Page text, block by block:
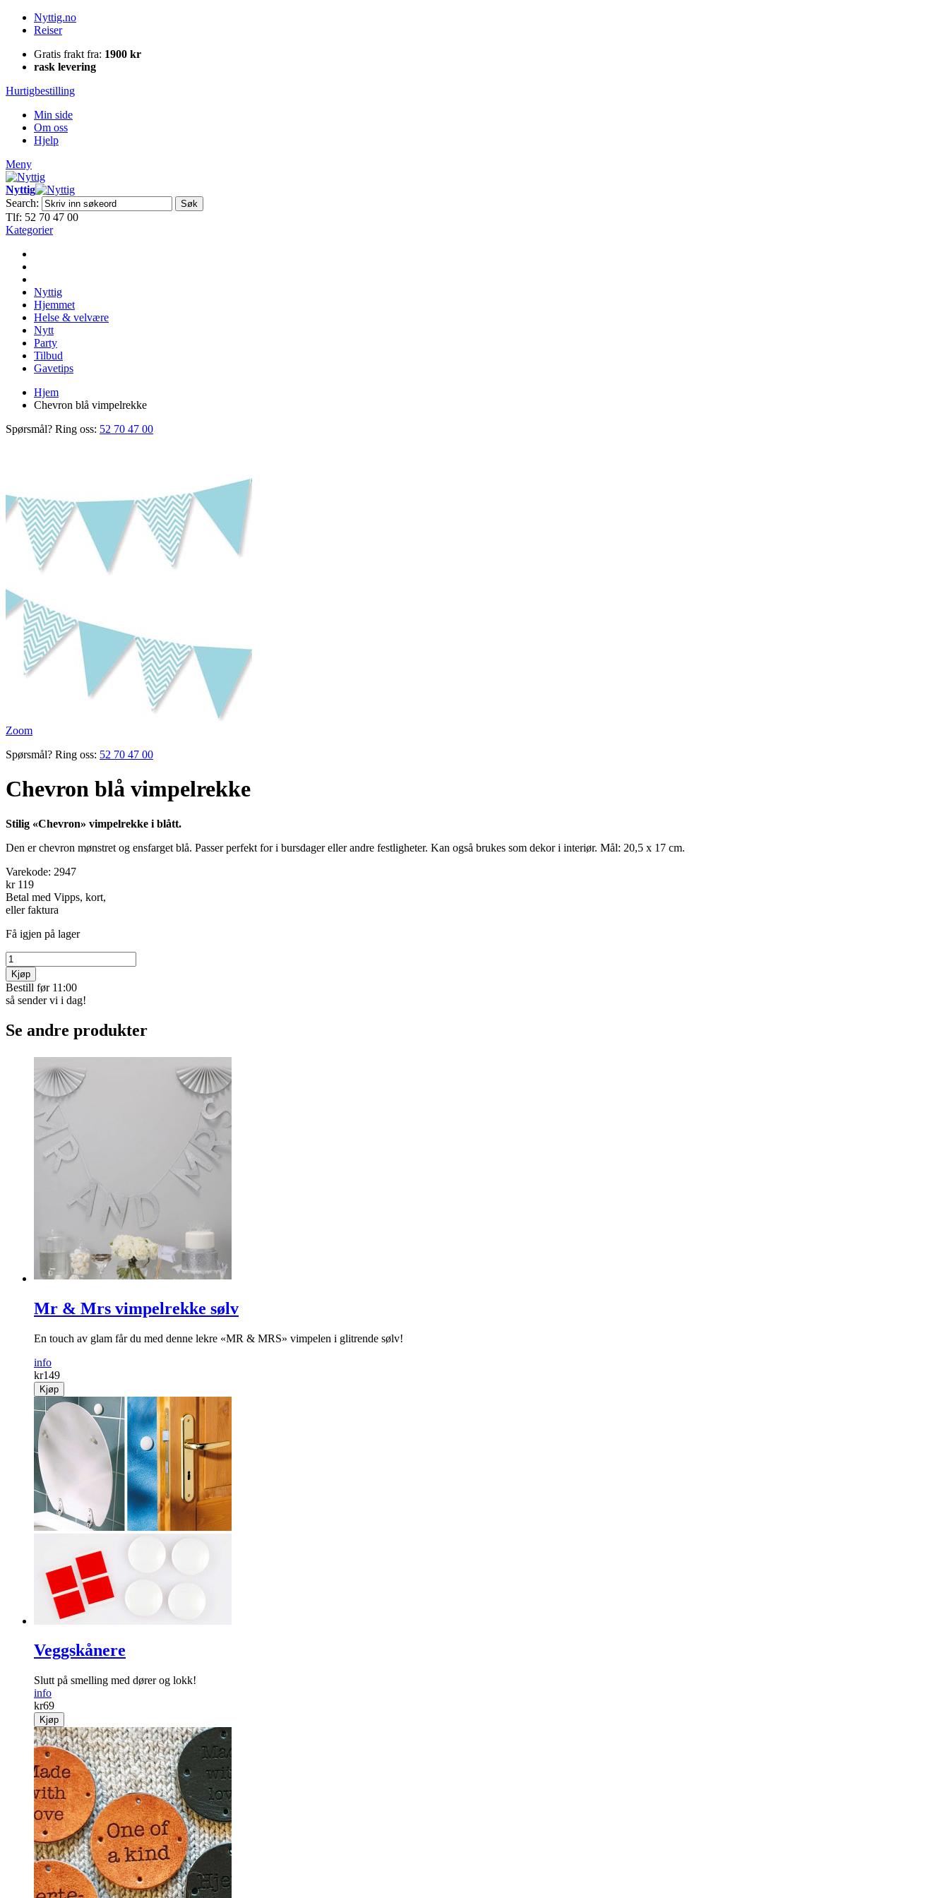
Nyttig.no
Reiser
Gratis frakt fra: 1900 kr
rask levering
Hurtigbestilling
Min side
Om oss
Hjelp
Meny
Nyttig
Search:
Søk
Tlf: 52 70 47 00
Kategorier
Nyttig
Hjemmet
Helse & velvære
Nytt
Party
Tilbud
Gavetips
Hjem
Chevron blå vimpelrekke
Spørsmål? Ring oss: 52 70 47 00
Zoom
Spørsmål? Ring oss: 52 70 47 00
Chevron blå vimpelrekke
Stilig «Chevron» vimpelrekke i blått.
Den er chevron mønstret og ensfarget blå. Passer perfekt for i bursdager eller andre festligheter. Kan også brukes som dekor i interiør. Mål: 20,5 x 17 cm.
Varekode: 2947
kr 119
Betal med Vipps, kort,
eller faktura
Få igjen på lager
Kjøp
Bestill før 11:00
så sender vi i dag!
Se andre produkter
Mr & Mrs vimpelrekke sølv
En touch av glam får du med denne lekre «MR & MRS» vimpelen i glitrende sølv!
info
kr149
Kjøp
Veggskånere
Slutt på ­smelling med dører og lokk!
info
kr69
Kjøp